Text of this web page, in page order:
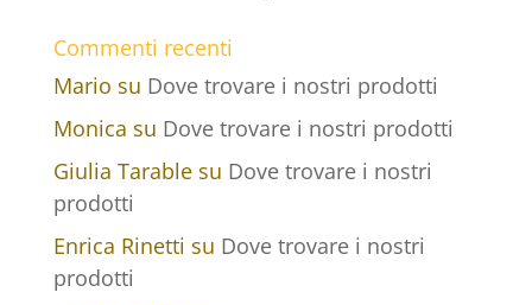
Commenti recenti
Mario su Dove trovare i nostri prodotti
Monica su Dove trovare i nostri prodotti
Giulia Tarablesu Dove trovare i nostri
prodotti
Enrica Rinetti su Dove trovare i nostri
prodotti